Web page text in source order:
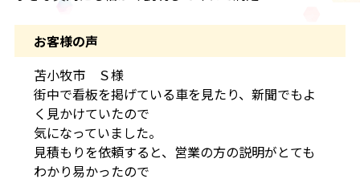
お客様の声
苫小牧市 Ｓ様
街中で看板を掲げている車を見たり、新聞でもよ
く見かけていたので
気になっていました。
見積もりを依頼すると、営業の方の説明がとても
わかり易かったので